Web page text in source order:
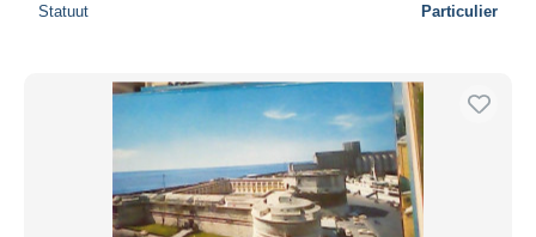
Statuut Particulier